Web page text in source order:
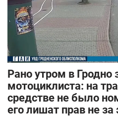
Рано утром в
мотоциклиста: на
средстве не было
его лишат прав не за